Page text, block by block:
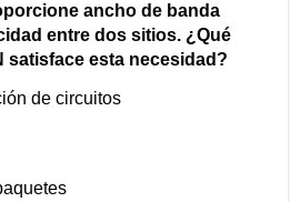
ancho de banda
entre dos sitios. ¿Qué
satisface esta necesidad?
de circuitos